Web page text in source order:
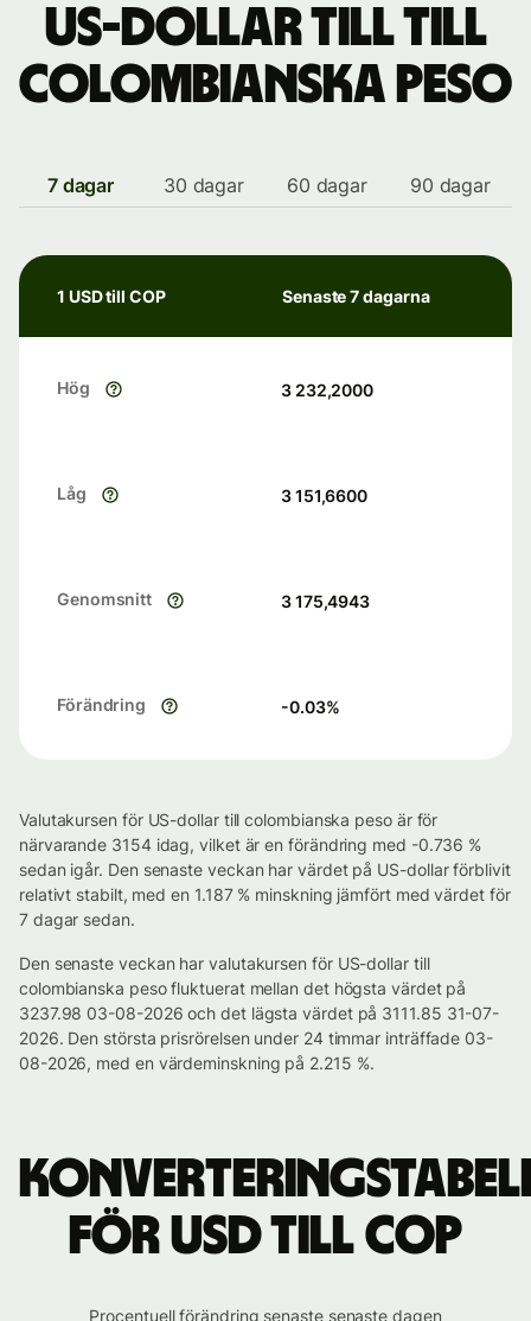
US-dollar till till
colombianska peso
7 dagar 30 dagar 60 dagar 90 dagar
1 USD till COP Senaste 7 dagarna
Hög 3 232,2000
Låg 3 151,6600
Genomsnitt 3 175,4943
Förändring -0.03%
Valutakursen för US-dollar till colombianska peso är för
närvarande 3154 idag, vilket är en förändring med -0.736 %
sedan igår. Den senaste veckan har värdet på US-dollar förblivit
relativt stabilt, med en 1.187 % minskning jämfört med värdet för
7 dagar sedan.
Den senaste veckan har valutakursen för US-dollar till
colombianska peso fluktuerat mellan det högsta värdet på
3237.98 03-08-2026 och det lägsta värdet på 3111.85 31-07-
2026. Den största prisrörelsen under 24 timmar inträffade 03-
08-2026, med en värdeminskning på 2.215 %.
för USD till COP
Procentuell förändring senaste senaste dagen